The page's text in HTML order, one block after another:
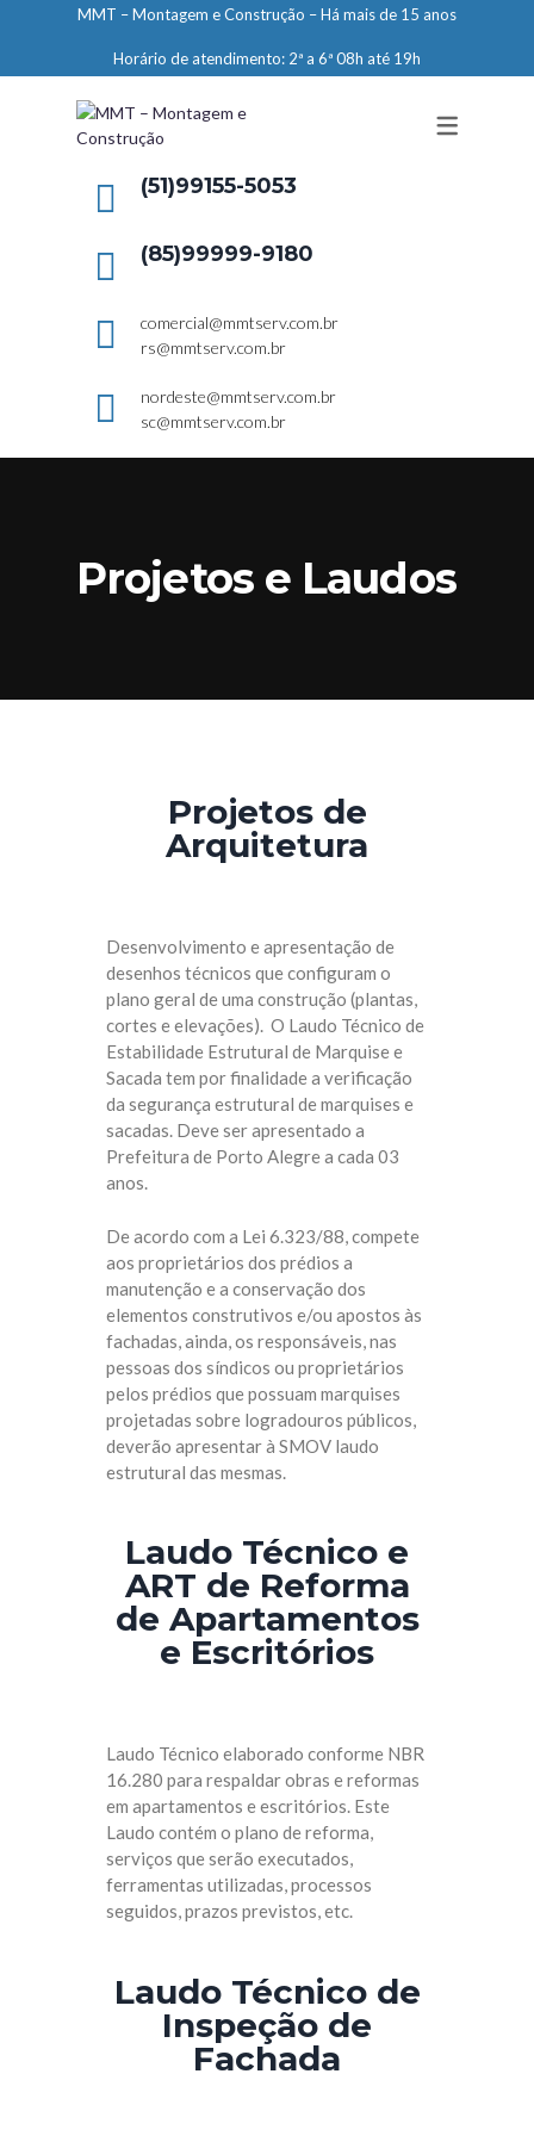
ENGENHARIA
LIMPEZA E CONSERVAÇÃO
MANUTENÇÃO PREDIAL
ELEVADORES – PREPARAÇÃO DE
MMT – Montagem e Construção – Há mais de 15 anos
Horário de atendimento: 2ª a 6ª 08h até 19h
(51)99155-5053
(85)99999-9180
comercial@mmtserv.com.br
rs@mmtserv.com.br
nordeste@mmtserv.com.br
sc@mmtserv.com.br
Projetos e Laudos
Projetos de
Arquitetura
Desenvolvimento e apresentação de
desenhos técnicos que configuram o
plano geral de uma construção (plantas,
cortes e elevações). O Laudo Técnico de
Estabilidade Estrutural de Marquise e
Sacada tem por finalidade a verificação
da segurança estrutural de marquises e
sacadas. Deve ser apresentado a
Prefeitura de Porto Alegre a cada 03
anos.
De acordo com a Lei 6.323/88, compete
aos proprietários dos prédios a
manutenção e a conservação dos
elementos construtivos e/ou apostos às
fachadas, ainda, os responsáveis, nas
pessoas dos síndicos ou proprietários
pelos prédios que possuam marquises
projetadas sobre logradouros públicos,
deverão apresentar à SMOV laudo
estrutural das mesmas.
Laudo Técnico e
ART de Reforma
de Apartamentos
e Escritórios
Laudo Técnico elaborado conforme NBR
16.280 para respaldar obras e reformas
em apartamentos e escritórios. Este
Laudo contém o plano de reforma,
serviços que serão executados,
ferramentas utilizadas, processos
seguidos, prazos previstos, etc.
Laudo Técnico de
Inspeção de
Fachada